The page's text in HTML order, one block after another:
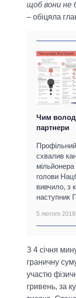
щоб вони не
– обіцяла
Чим
партнери
схвалив
голови
вивчило, з
наступник
5 лютого
З 4 січня
граничну
участю
гривень, за